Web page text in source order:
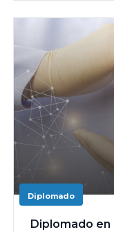
Diplomado
Diplomado en